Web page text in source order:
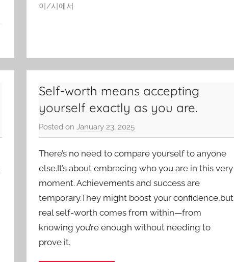
이/시에서
Self-worth means accepting
yourself exactly as you are.
Posted onJanuary 23, 2025
y
J
o
n
o
There’s no need to compare yourself to anyone
else.It’s about embracing who you are in this very
moment. Achievements and success are
temporary.They might boost your confidence,but
real self-worth comes from within—from
knowing you’re enough without needing to
prove it.